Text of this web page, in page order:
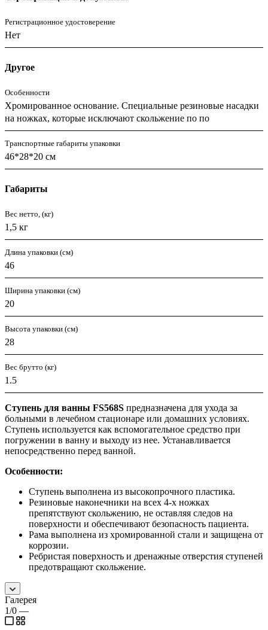
Регистрационное удостоверение
Нет
Другое
Особенности
Хромированное основание. Специальные резиновые насадки
на ножках, которые исключают скольжение по по
Транспортные габариты упаковки
46*28*20 см
Габариты
Вес нетто, (кг)
1,5 кг
Длина упаковки (см)
46
Ширина упаковки (см)
20
Высота упаковки (см)
28
Вес брутто (кг)
1.5
Ступень для ванны FS568S предназначена для ухода за
больными в лечебном стационаре или домашних условиях.
Ступень используется как вспомогательное средство при
погружении в ванну и выходу из нее. Устанавливается
непосредственно перед ванной.
Особенности:
Ступень выполнена из высокопрочного пластика.
Резиновые наконечники на всех 4-х ножках
препятствуют скольжению, не оставляя следов на
поверхности и обеспечивают безопасность пациента.
Рама выполнена из хромированной стали и защищена от
коррозии.
Ребристая поверхность и дренажные отверстия ступеней
предотвращают скольжение.
Галерея
1/0 —